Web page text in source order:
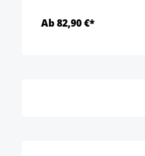
Ab 82,90 €*